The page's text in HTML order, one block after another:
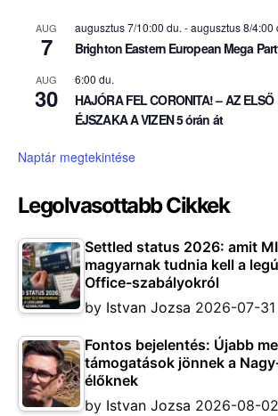
AUG
7
augusztus 7/10:00 du. -augusztus 8/4:00
Brighton Eastern European Mega
AUG
30
6:00 du.
HAJÓRA FEL CORONITA! – AZ ELSŐ
ÉJSZAKA A VIZEN 5 órán át
Naptár megtekintése
Legolvasottabb Cikkek
Settled status 2026: amit
magyarnak tudnia kell a
Office-szabályokról
by Istvan Jozsa 2026-07-31
Fontos bejelentés: Újabb
támogatások jönnek a
élőknek
by Istvan Jozsa 2026-08-02